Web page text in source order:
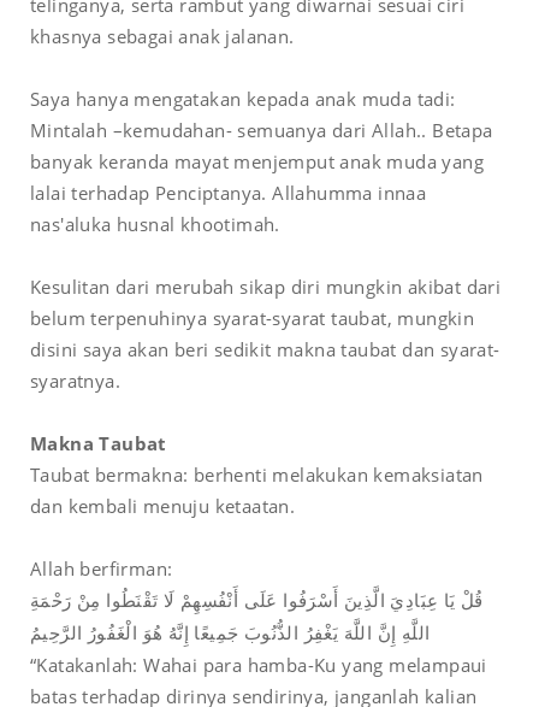
khasnya sebagai anak jalanan.
Saya hanya mengatakan kepada anak muda tadi:
Mintalah –kemudahan- semuanya dari Allah.. Betapa
banyak keranda mayat menjemput anak muda yang
lalai terhadap Penciptanya. Allahumma innaa
nas'aluka husnal khootimah.
Kesulitan dari merubah sikap diri mungkin akibat dari
belum terpenuhinya syarat-syarat taubat, mungkin
disini saya akan beri sedikit makna taubat dan syarat-
syaratnya.
Makna Taubat
Taubat bermakna: berhenti melakukan kemaksiatan
dan kembali menuju ketaatan.
Allah berfirman:
قُلْ يَا عِبَادِيَ الَّذِينَ أَسْرَفُوا عَلَى أَنْفُسِهِمْ لَا تَقْنَطُوا مِنْ رَحْمَةِ
اللَّهِ إِنَّ اللَّهَ يَغْفِرُ الذُّنُوبَ جَمِيعًا إِنَّهُ هُوَ الْغَفُورُ الرَّحِيمُ
“Katakanlah: Wahai para hamba-Ku yang melampaui
batas terhadap dirinya sendirinya, janganlah kalian